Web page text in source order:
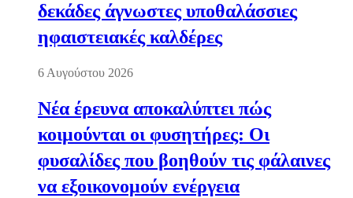
δεκάδες άγνωστες υποθαλάσσιες
ηφαιστειακές καλδέρες
6 Αυγούστου 2026
Νέα έρευνα αποκαλύπτει πώς
κοιμούνται οι φυσητήρες: Οι
φυσαλίδες που βοηθούν τις φάλαινες
να εξοικονομούν ενέργεια